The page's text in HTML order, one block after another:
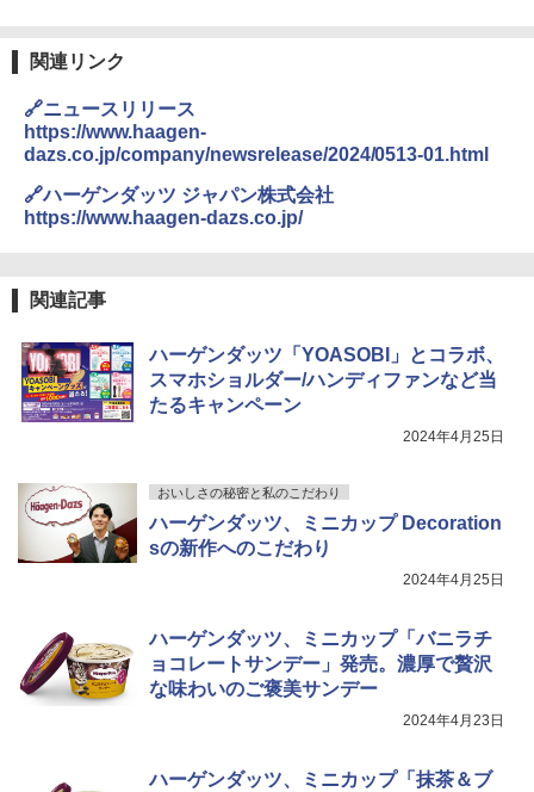
関連リンク
🔗ニュースリリース
https://www.haagen-
dazs.co.jp/company/newsrelease/2024/0513-01.html
🔗ハーゲンダッツ ジャパン株式会社
https://www.haagen-dazs.co.jp/
関連記事
ハーゲンダッツ「YOASOBI」とコラボ、
スマホショルダー/ハンディファンなど当
たるキャンペーン
2024年4月25日
おいしさの秘密と私のこだわり
ハーゲンダッツ、ミニカップ Decoration
sの新作へのこだわり
2024年4月25日
ハーゲンダッツ、ミニカップ「バニラチ
ョコレートサンデー」発売。濃厚で贅沢
な味わいのご褒美サンデー
2024年4月23日
ハーゲンダッツ、ミニカップ「抹茶＆ブ